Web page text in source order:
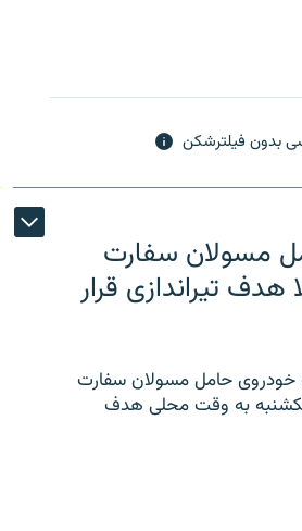
بدون فیلترشکن
مسولان سفارت
هدف تیراندازی قرار
خودروی حامل مسولان سفارت
یکشنبه به وقت محلی هدف